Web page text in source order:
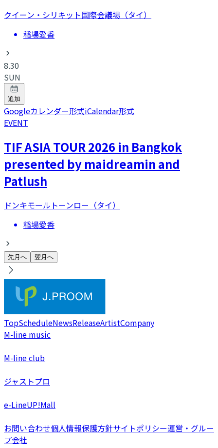
クイーン・シリキット国際会議場（タイ）
稲場愛香
8.30
SUN
追加
Googleカレンダー形式iCalendar形式
EVENT
TIF ASIA TOUR 2026 in Bangkok
presented by maidreamin and
Patlush
ドンキモールトーンロー（タイ）
稲場愛香
先月へ 翌月へ
TopScheduleNewsReleaseArtistCompany
M-line music
M-line club
ジャストプロ
e-LineUP!Mall
お問い合わせ個人情報保護方針サイトポリシー運営・グルー
プ会社